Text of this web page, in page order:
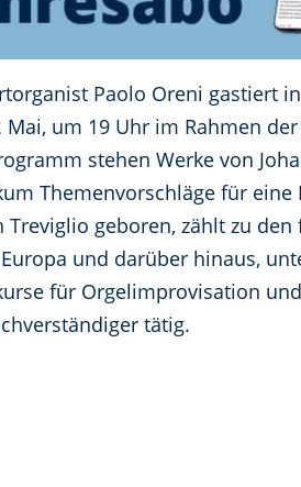
Paolo Oreni gastiert
um 19 Uhr im Rahmen
stehen Werke von
Themenvorschläge für
geboren, zählt zu
und darüber hinaus,
für Orgelimprovisation
tätig.